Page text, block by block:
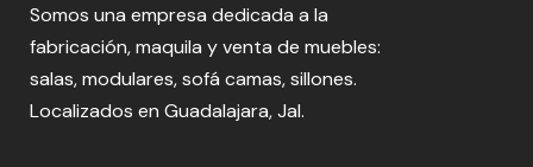
Somos una empresa dedicada a la
fabricación, maquila y venta de muebles:
salas, modulares, sofá camas, sillones.
Localizados en Guadalajara, Jal.